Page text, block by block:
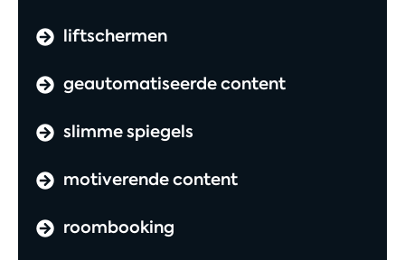
liftschermen
geautomatiseerde content
slimme spiegels
motiverende content
roombooking